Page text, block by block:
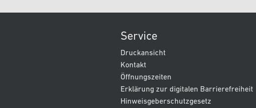
Service
Druckansicht
Kontakt
Öffnungszeiten
Erklärung zur digitalen Barrierefreiheit
Hinweisgeberschutzgesetz